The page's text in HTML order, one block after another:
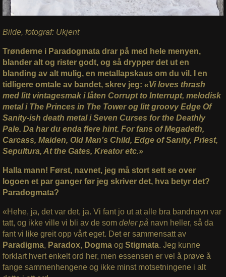
Bilde, fotograf: Ukjent
Trønderne i Paradogmata drar på med hele menyen,
blander alt og rister godt, og så drypper det ut en
blanding av alt mulig, en metallapskaus om du vil. I en
tidligere omtale av bandet, skrev jeg: «Vi loves thrash
med litt vintagesmak i låten Corrupt to Interrupt, melodisk
metal i The Princes in The Tower og litt groovy Edge Of
Sanity-ish death metal i Seven Curses for the Deathly
Pale. Da har du enda flere hint. For fans of Megadeth,
Carcass, Maiden, Old Man’s Child, Edge of Sanity, Priest,
Sepultura, At the Gates, Kreator etc.»
Halla mann! Først, navnet, jeg må stort sett se over
logoen et par ganger før jeg skriver det, hva betyr det?
Paradogmata?
«Hehe, ja, det var det, ja. Vi fant jo ut at alle bra bandnavn var
tatt, og ikke ville vi bli av de som deler på navn heller, så da
fant vi like greit opp vårt eget. Det er sammensatt av
Paradigma, Paradox, Dogmaog Stigmata. Jeg kunne
forklart hvert enkelt ord her, men essensen er vel å prøve å
fange sammenhengene og ikke minst motsetningene i alt